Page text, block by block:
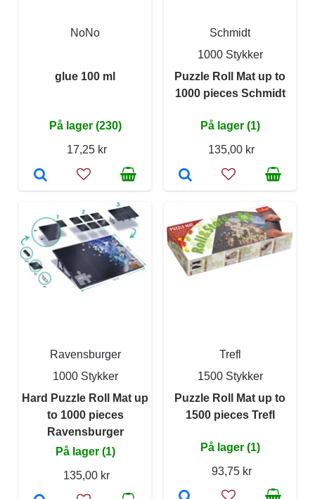
NoNo
glue 100 ml
På lager (230)
17,25 kr
Schmidt
1000 Stykker
Puzzle Roll Mat up to
1000 pieces Schmidt
På lager (1)
135,00 kr
Ravensburger
1000 Stykker
Hard Puzzle Roll Mat up
to 1000 pieces
Ravensburger
På lager (1)
135,00 kr
Trefl
1500 Stykker
Puzzle Roll Mat up to
1500 pieces Trefl
På lager (1)
93,75 kr